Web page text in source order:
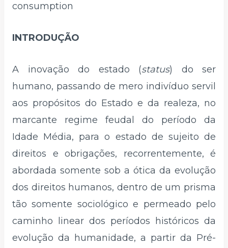
consumption
INTRODUÇÃO
A inovação do estado (status) do ser
humano, passando de mero indivíduo servil
aos propósitos do Estado e da realeza, no
marcante regime feudal do período da
Idade Média, para o estado de sujeito de
direitos e obrigações, recorrentemente, é
abordada somente sob a ótica da evolução
dos direitos humanos, dentro de um prisma
tão somente sociológico e permeado pelo
caminho linear dos períodos históricos da
evolução da humanidade, a partir da Pré-